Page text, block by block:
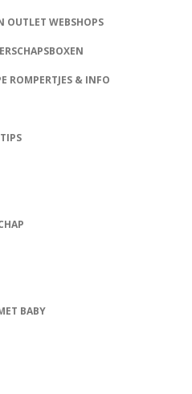
OUTLET WEBSHOPS
ROMPERTJES & INFO
BABY